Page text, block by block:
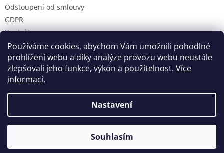
Používáme cookies, abychom Vám umožnili pohodlné
prohlížení webu a díky analýze provozu webu neustále
zlepšovali jeho funkce, výkon a použitelnost. Více
informací.
Nastavení
Souhlasím
Odstoupení od smlouvy
GDPR
Kontakty
Vytvořil Shoptet
Hanol s.r.o.. Všechna práva vyhrazena.
Upravit nastavení cookies
Tržby jsou evidovány prostřednictvím ekonomického software POHODA.